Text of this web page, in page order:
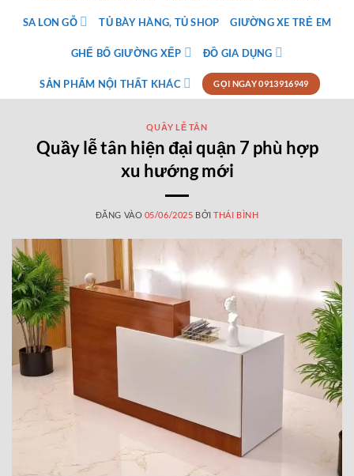
SA LON GỖ TỦ BÀY HÀNG, TỦ SHOP GIƯỜNG XE TRẺ EM
GHẾ BỐ GIƯỜNG XẾP ĐỒ GIA DỤNG
SẢN PHẨM NỘI THẤT KHÁC GỌI NGAY 0913916949
QUẦY LỄ TÂN
Quầy lễ tân hiện đại quận 7 phù hợp
xu hướng mới
ĐĂNG VÀO 05/06/2025 BỞITHÁI BÌNH